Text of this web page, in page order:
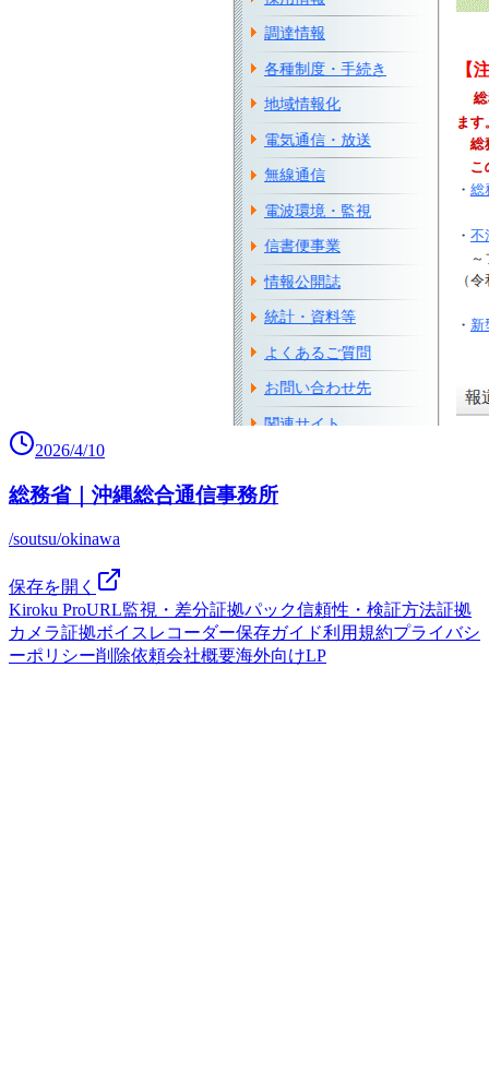
2026/4/10
総務省｜沖縄総合通信事務所
/soutsu/okinawa
保存を開く
Kiroku ProURL監視・差分証拠パック信頼性・検証方法証拠
カメラ証拠ボイスレコーダー保存ガイド利用規約プライバシ
ーポリシー削除依頼会社概要海外向けLP